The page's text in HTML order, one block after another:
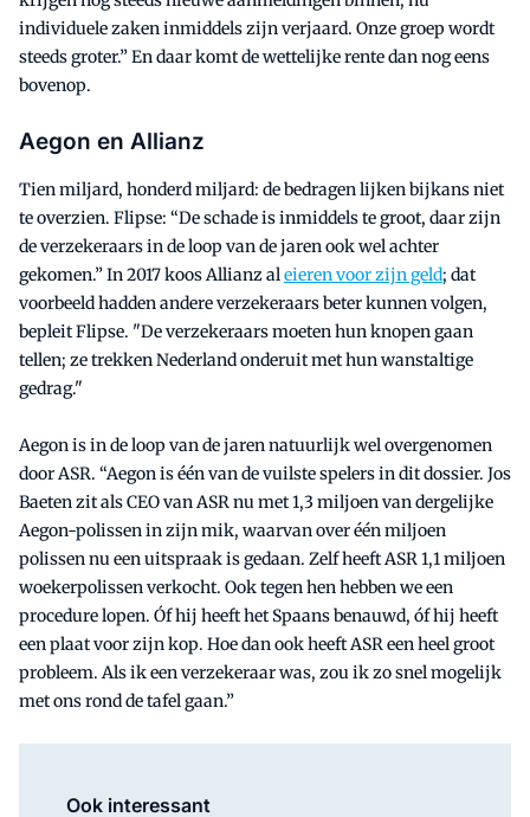
individuele zaken inmiddels zijn verjaard. Onze groep wordt
steeds groter.” En daar komt de wettelijke rente dan nog eens
bovenop.
Aegon en Allianz
Tien miljard, honderd miljard: de bedragen lijken bijkans niet
te overzien. Flipse: “De schade is inmiddels te groot, daar zijn
de verzekeraars in de loop van de jaren ook wel achter
gekomen.” In 2017 koos Allianz aleieren voor zijn geld; dat
voorbeeld hadden andere verzekeraars beter kunnen volgen,
bepleit Flipse. "De verzekeraars moeten hun knopen gaan
tellen; ze trekken Nederland onderuit met hun wanstaltige
gedrag."
Aegon is in de loop van de jaren natuurlijk wel overgenomen
door ASR. “Aegon is één van de vuilste spelers in dit dossier. Jos
Baeten zit als CEO van ASR nu met 1,3 miljoen van dergelijke
Aegon-polissen in zijn mik, waarvan over één miljoen
polissen nu een uitspraak is gedaan. Zelf heeft ASR 1,1 miljoen
woekerpolissen verkocht. Ook tegen hen hebben we een
procedure lopen. Óf hij heeft het Spaans benauwd, óf hij heeft
een plaat voor zijn kop. Hoe dan ook heeft ASR een heel groot
probleem. Als ik een verzekeraar was, zou ik zo snel mogelijk
met ons rond de tafel gaan.”
Ook interessant